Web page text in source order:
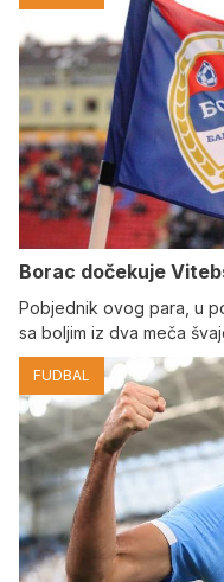
Borac dočekuje
Pobjednik ovog para, u
sa boljim iz dva meča
FUDBAL